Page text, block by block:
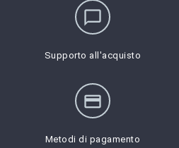
chat_bubble_outline
Supporto all'acquisto
credit_card
Metodi di pagamento